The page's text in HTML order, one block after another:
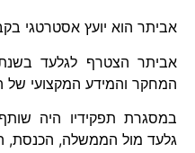
אביתר הוא יועץ אסטרטגי
המחקר והמידע המקצועי של
במסגרת תפקידיו היה
גלעד מול הממשלה, הכנסת,